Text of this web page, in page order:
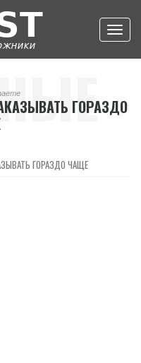
ГОРАЗДО
ГОРАЗДО ЧАЩЕ